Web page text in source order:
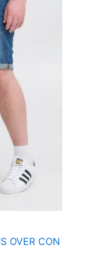
OVER CON